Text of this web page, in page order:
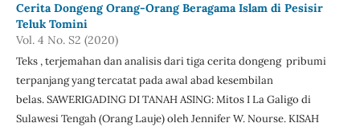
Cerita Dongeng Orang-Orang Beragama Islam di Pesisir
Teluk Tomini
Vol. 4 No. S2 (2020)
Teks , terjemahan dan analisis dari tiga cerita dongeng pribumi
terpanjang yang tercatat pada awal abad kesembilan
belas. SAWERIGADING DI TANAH ASING: Mitos I La Galigo di
Sulawesi Tengah (Orang Lauje) oleh Jennifer W. Nourse. KISAH